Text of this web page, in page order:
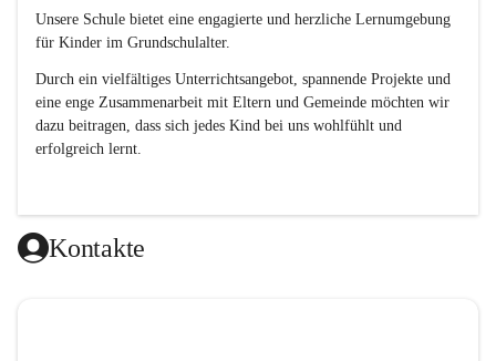
Unsere Schule bietet eine engagierte und herzliche Lernumgebung
für Kinder im Grundschulalter.
Durch ein vielfältiges Unterrichtsangebot, spannende Projekte und
eine enge Zusammenarbeit mit Eltern und Gemeinde möchten wir
dazu beitragen, dass sich jedes Kind bei uns wohlfühlt und
erfolgreich lernt.
Kontakte